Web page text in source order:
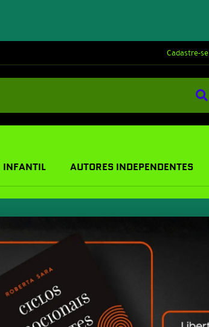
Cadastre-se
INFANTIL AUTORES INDEPENDENTES